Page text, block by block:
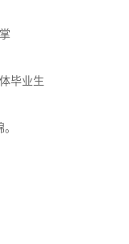
毕业生